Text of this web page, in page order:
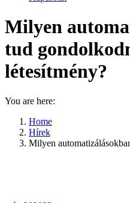
Milyen
tud
létesítmény?
You are here:
Home
Hírek
Milyen